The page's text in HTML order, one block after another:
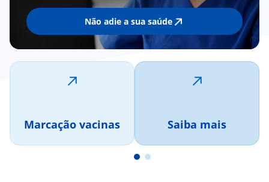
Não adie a sua saúde
Marcação vacinas Saiba mais